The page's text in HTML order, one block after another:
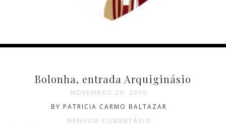
Bolonha, entrada Arquiginásio
NOVEMBRO 29, 2019
BY PATRICIA CARMO BALTAZAR
NENHUM COMENTÁRIO